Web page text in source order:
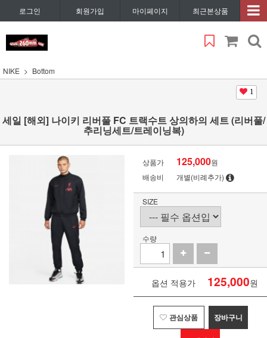
로그인 회원가입 마이페이지 최근본상품
NIKE Bottom
1
세일 [해외] 나이키 리버풀 FC 트랙수트 상의하의 세트 (리버풀/
추리닝세트/트레이닝복)
상품가 125,000원
배송비
개별(비례추가)
SIZE
수량
옵션 적용가 125,000원
관심상품 장바구니